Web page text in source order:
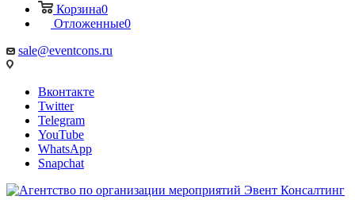
Корзина0
Отложенные0
sale@eventcons.ru
Вконтакте
Twitter
Telegram
YouTube
WhatsApp
Snapchat